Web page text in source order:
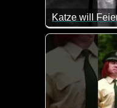
Katze will
Da muss man